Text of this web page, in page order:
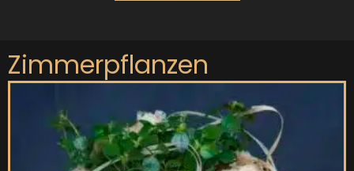
Zimmerpflanzen